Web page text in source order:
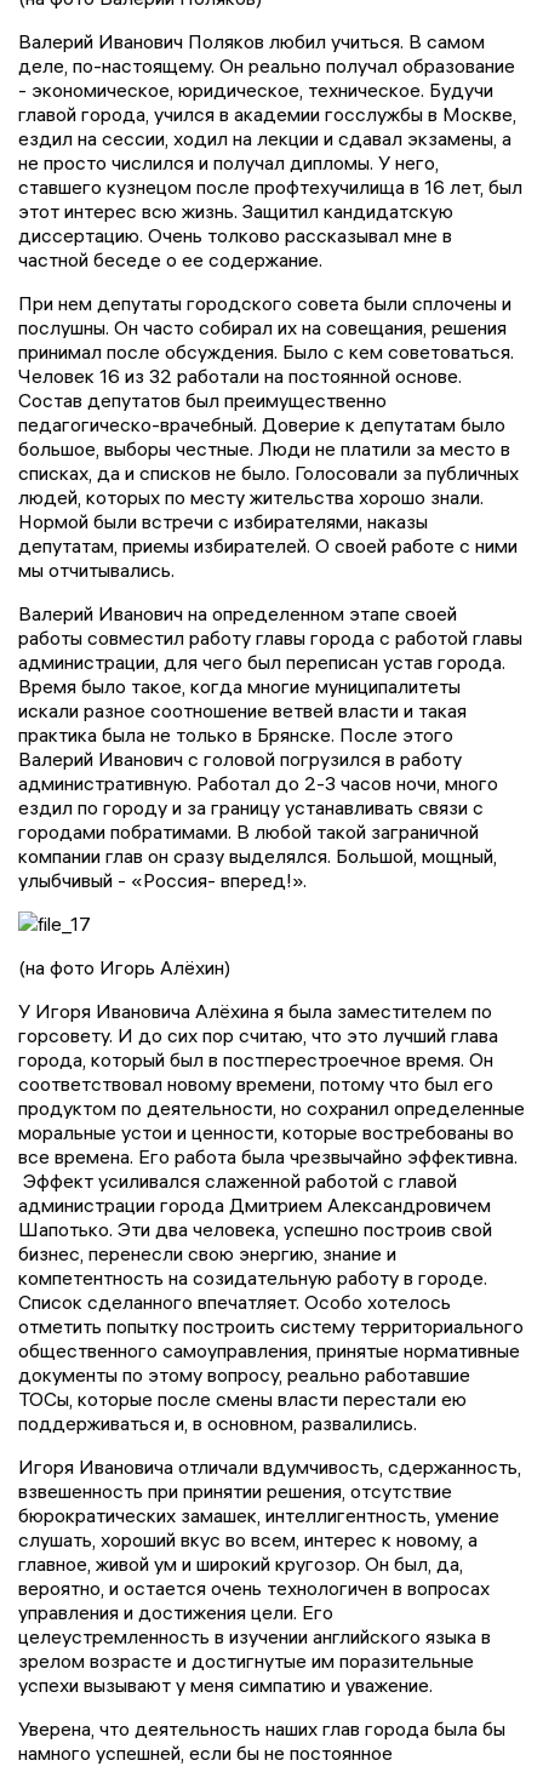
Валерий Иванович Поляков любил учиться. В самом
деле, по-настоящему. Он реально получал образование
- экономическое, юридическое, техническое. Будучи
главой города, учился в академии госслужбы в Москве,
ездил на сессии, ходил на лекции и сдавал экзамены, а
не просто числился и получал дипломы. У него,
ставшего кузнецом после профтехучилища в 16 лет, был
этот интерес всю жизнь. Защитил кандидатскую
диссертацию. Очень толково рассказывал мне в
частной беседе о ее содержание.
При нем депутаты городского совета были сплочены и
послушны. Он часто собирал их на совещания, решения
принимал после обсуждения. Было с кем советоваться.
Человек 16 из 32 работали на постоянной основе.
Состав депутатов был преимущественно
педагогическо-врачебный. Доверие к депутатам было
большое, выборы честные. Люди не платили за место в
списках, да и списков не было. Голосовали за публичных
людей, которых по месту жительства хорошо знали.
Нормой были встречи с избирателями, наказы
депутатам, приемы избирателей. О своей работе с ними
мы отчитывались.
Валерий Иванович на определенном этапе своей
работы совместил работу главы города с работой главы
администрации, для чего был переписан устав города.
Время было такое, когда многие муниципалитеты
искали разное соотношение ветвей власти и такая
практика была не только в Брянске. После этого
Валерий Иванович с головой погрузился в работу
административную. Работал до 2-3 часов ночи, много
ездил по городу и за границу устанавливать связи с
городами побратимами. В любой такой заграничной
компании глав он сразу выделялся. Большой, мощный,
улыбчивый - «Россия- вперед!».
(на фото Игорь Алёхин)
У Игоря Ивановича Алёхина я была заместителем по
горсовету. И до сих пор считаю, что это лучший глава
города, который был в постперестроечное время. Он
соответствовал новому времени, потому что был его
продуктом по деятельности, но сохранил определенные
моральные устои и ценности, которые востребованы во
все времена. Его работа была чрезвычайно эффективна.
Эффект усиливался слаженной работой с главой
администрации города Дмитрием Александровичем
Шапотько. Эти два человека, успешно построив свой
бизнес, перенесли свою энергию, знание и
компетентность на созидательную работу в городе.
Список сделанного впечатляет. Особо хотелось
отметить попытку построить систему территориального
общественного самоуправления, принятые нормативные
документы по этому вопросу, реально работавшие
ТОСы, которые после смены власти перестали ею
поддерживаться и, в основном, развалились.
Игоря Ивановича отличали вдумчивость, сдержанность,
взвешенность при принятии решения, отсутствие
бюрократических замашек, интеллигентность, умение
слушать, хороший вкус во всем, интерес к новому, а
главное, живой ум и широкий кругозор. Он был, да,
вероятно, и остается очень технологичен в вопросах
управления и достижения цели. Его
целеустремленность в изучении английского языка в
зрелом возрасте и достигнутые им поразительные
успехи вызывают у меня симпатию и уважение.
Уверена, что деятельность наших глав города была бы
намного успешней, если бы не постоянное